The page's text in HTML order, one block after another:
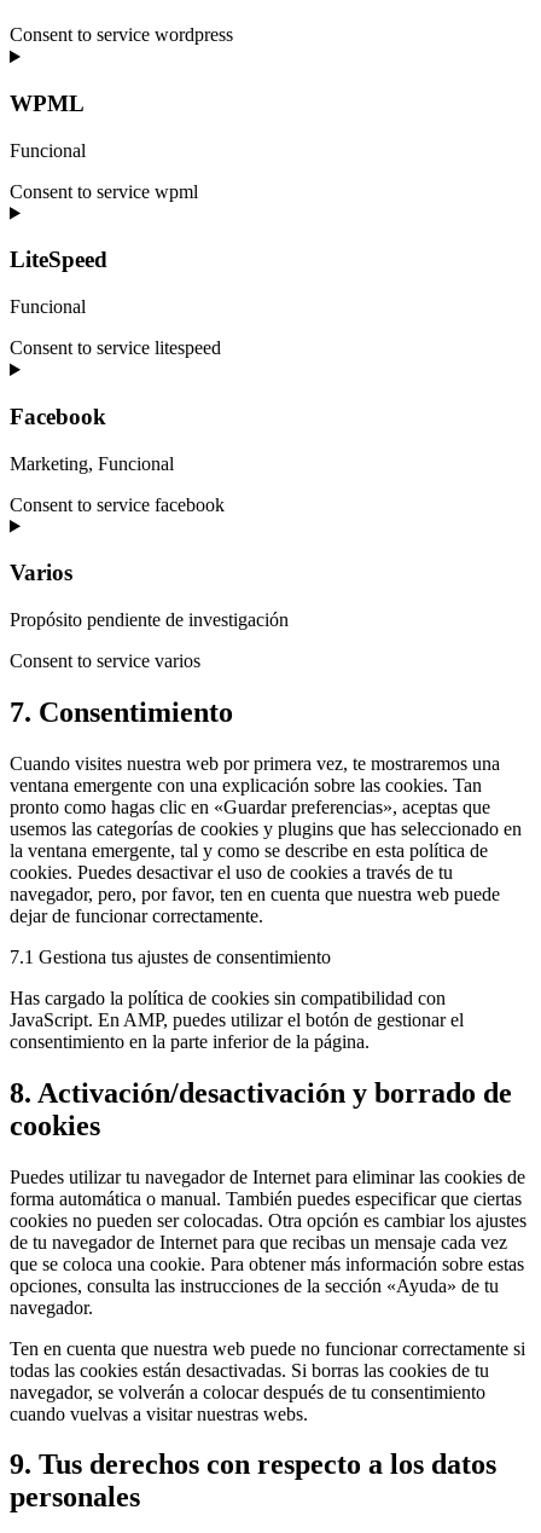
Consent to service wordpress
WPML
Funcional
Consent to service wpml
LiteSpeed
Funcional
Consent to service litespeed
Facebook
Marketing, Funcional
Consent to service facebook
Varios
Propósito pendiente de investigación
Consent to service varios
7. Consentimiento
Cuando visites nuestra web por primera vez, te mostraremos una
ventana emergente con una explicación sobre las cookies. Tan
pronto como hagas clic en «Guardar preferencias», aceptas que
usemos las categorías de cookies y plugins que has seleccionado en
la ventana emergente, tal y como se describe en esta política de
cookies. Puedes desactivar el uso de cookies a través de tu
navegador, pero, por favor, ten en cuenta que nuestra web puede
dejar de funcionar correctamente.
7.1 Gestiona tus ajustes de consentimiento
Has cargado la política de cookies sin compatibilidad con
JavaScript. En AMP, puedes utilizar el botón de gestionar el
consentimiento en la parte inferior de la página.
8. Activación/desactivación y borrado de
cookies
Puedes utilizar tu navegador de Internet para eliminar las cookies de
forma automática o manual. También puedes especificar que ciertas
cookies no pueden ser colocadas. Otra opción es cambiar los ajustes
de tu navegador de Internet para que recibas un mensaje cada vez
que se coloca una cookie. Para obtener más información sobre estas
opciones, consulta las instrucciones de la sección «Ayuda» de tu
navegador.
Ten en cuenta que nuestra web puede no funcionar correctamente si
todas las cookies están desactivadas. Si borras las cookies de tu
navegador, se volverán a colocar después de tu consentimiento
cuando vuelvas a visitar nuestras webs.
9. Tus derechos con respecto a los datos
personales